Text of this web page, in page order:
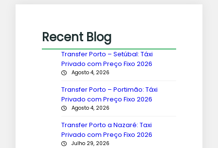
Recent Blog
Transfer Porto – Setúbal: Táxi
Privado com Preço Fixo 2026
Agosto 4, 2026
Transfer Porto – Portimão: Táxi
Privado com Preço Fixo 2026
Agosto 4, 2026
Transfer Porto a Nazaré: Taxi
Privado com Preço Fixo 2026
Julho 29, 2026